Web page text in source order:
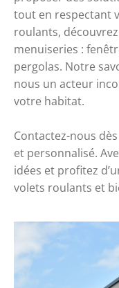
tout en respectant
roulants,
menuiseries :
pergolas. Notre
nous un acteur
votre habitat.
Contactez-nous
et personnalisé.
idées et profitez
volets roulants et